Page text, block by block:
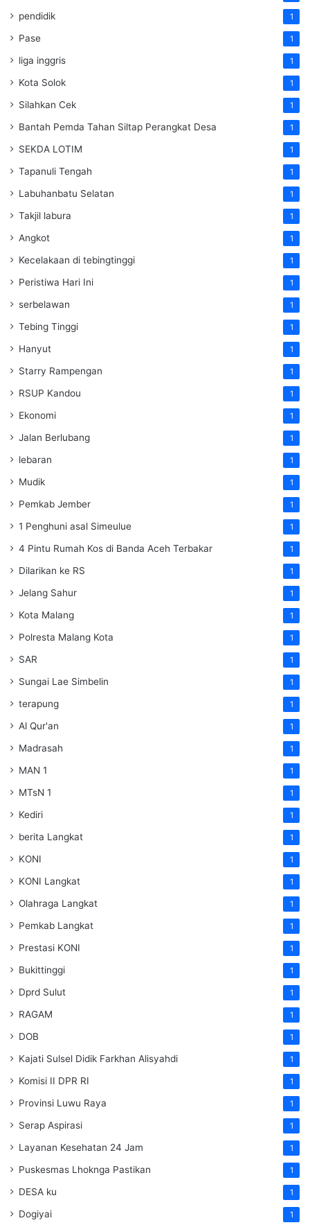
pendidik 1
Pase 1
liga inggris 1
Kota Solok 1
Silahkan Cek 1
Bantah Pemda Tahan Siltap Perangkat Desa 1
SEKDA LOTIM 1
Tapanuli Tengah 1
Labuhanbatu Selatan 1
Takjil labura 1
Angkot 1
Kecelakaan di tebingtinggi 1
Peristiwa Hari Ini 1
serbelawan 1
Tebing Tinggi 1
Hanyut 1
Starry Rampengan 1
RSUP Kandou 1
Ekonomi 1
Jalan Berlubang 1
lebaran 1
Mudik 1
Pemkab Jember 1
1 Penghuni asal Simeulue 1
4 Pintu Rumah Kos di Banda Aceh Terbakar 1
Dilarikan ke RS 1
Jelang Sahur 1
Kota Malang 1
Polresta Malang Kota 1
SAR 1
Sungai Lae Simbelin 1
terapung 1
Al Qur'an 1
Madrasah 1
MAN 1 1
MTsN 1 1
Kediri 1
berita Langkat 1
KONI 1
KONI Langkat 1
Olahraga Langkat 1
Pemkab Langkat 1
Prestasi KONI 1
Bukittinggi 1
Dprd Sulut 1
RAGAM 1
DOB 1
Kajati Sulsel Didik Farkhan Alisyahdi 1
Komisi II DPR RI 1
Provinsi Luwu Raya 1
Serap Aspirasi 1
Layanan Kesehatan 24 Jam 1
Puskesmas Lhoknga Pastikan 1
DESA ku 1
Dogiyai 1